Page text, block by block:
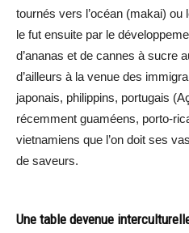
tournés vers l’océan (makai)
le fut ensuite par le
d’ananas et de cannes à sucre
d’ailleurs à la venue des
japonais, philippins, portugais
récemment guaméens, porto-
vietnamiens que l’on doit ses
de saveurs.
Une table devenue